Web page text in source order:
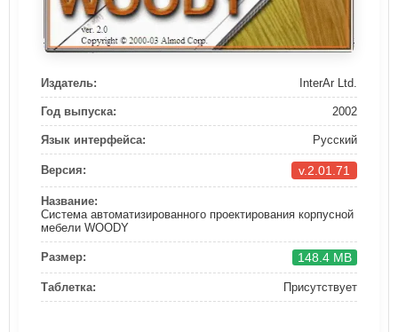
Издатель: InterAr Ltd.
Год выпуска: 2002
Язык интерфейса: Русский
Версия: v.2.01.71
Название:
Система автоматизированного проектирования корпусной
мебели WOODY
Размер: 148.4 MB
Таблетка: Присутствует